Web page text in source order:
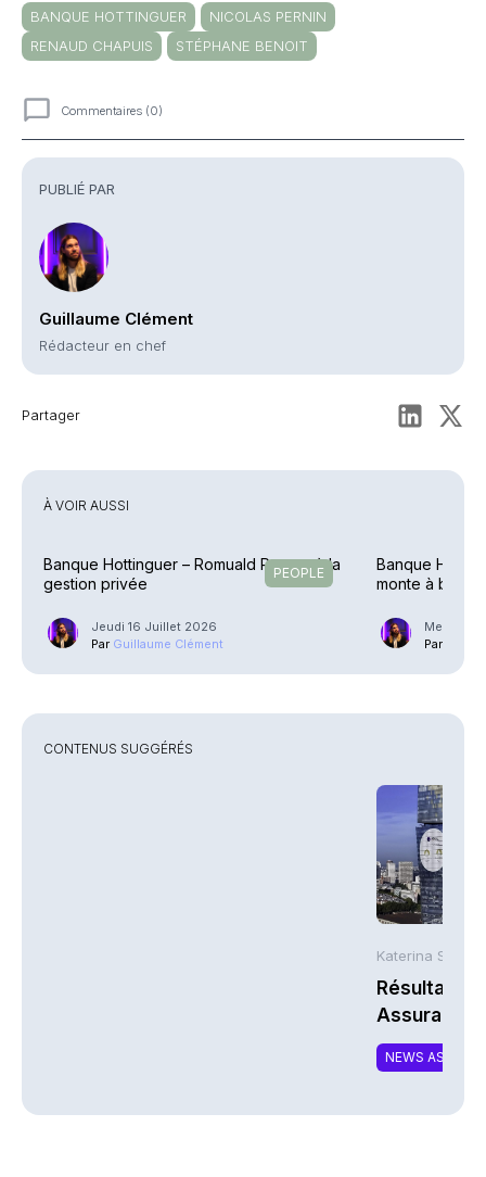
PUBLIÉ PAR
Guillaume Clément
Rédacteur en chef
Partager
BANQUE HOTTINGUER
NICOLAS PERNIN
RENAUD CHAPUIS
STÉPHANE BENOIT
Commentaires (0)
À VOIR AUSSI
PEOPLE
Banque Hottinguer – Romuald Poncet à la
gestion privée
Jeudi 16 Juillet 2026
Par Guillaume Clément
Banque
monte à bord
Mercredi
Par
CONTENUS SUGGÉRÉS
Katerina
Résultats
NEWS